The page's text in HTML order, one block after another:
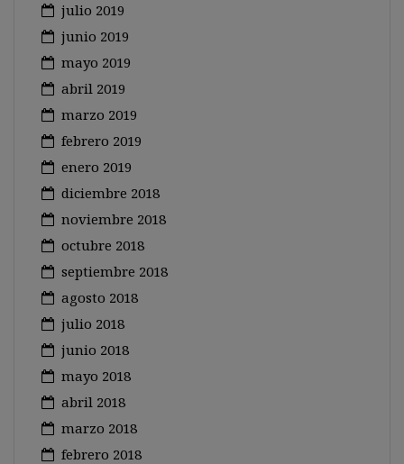
julio 2019
junio 2019
mayo 2019
abril 2019
marzo 2019
febrero 2019
enero 2019
diciembre 2018
noviembre 2018
octubre 2018
septiembre 2018
agosto 2018
julio 2018
junio 2018
mayo 2018
abril 2018
marzo 2018
febrero 2018